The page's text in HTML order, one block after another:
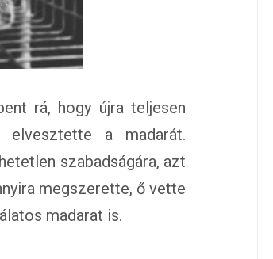
rá, hogy újra teljesen
a madarát.
szabadságára, azt
megszerette, ő vette
madarat is.